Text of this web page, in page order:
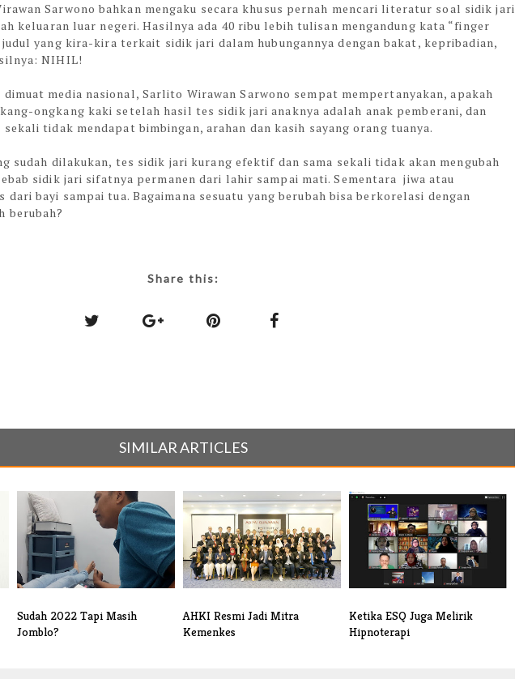
Sarwono bahkan mengaku secara khusus pernah mencari literatur soal sidik jari
keluaran luar negeri. Hasilnya ada 40 ribu lebih tulisan mengandung kata “finger
yang kira-kira terkait sidik jari dalam hubungannya dengan bakat, kepribadian,
NIHIL!
media nasional, Sarlito Wirawan Sarwono sempat mempertanyakan, apakah
ongkang kaki setelah hasil tes sidik jari anaknya adalah anak pemberani, dan
sekali tidak mendapat bimbingan, arahan dan kasih sayang orang tuanya.
sudah dilakukan, tes sidik jari kurang efektif dan sama sekali tidak akan mengubah
sidik jari sifatnya permanen dari lahir sampai mati. Sementara jiwa atau
dari bayi sampai tua. Bagaimana sesuatu yang berubah bisa berkorelasi dengan
berubah?
Share this:
SIMILAR ARTICLES
Sudah 2022 Tapi Masih
Jomblo?
AHKI Resmi Jadi Mitra
Kemenkes
Ketika ESQ Juga Melirik
Hipnoterapi